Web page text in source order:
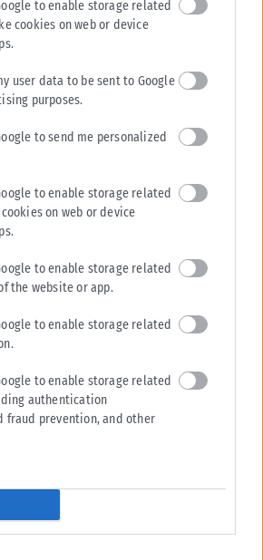
to enable storage related
cookies on web or device
user data to be sent to Google
purposes.
to send me personalized
to enable storage related
on web or device
to enable storage related
the website or app.
to enable storage related
to enable storage related
authentication
fraud prevention, and other